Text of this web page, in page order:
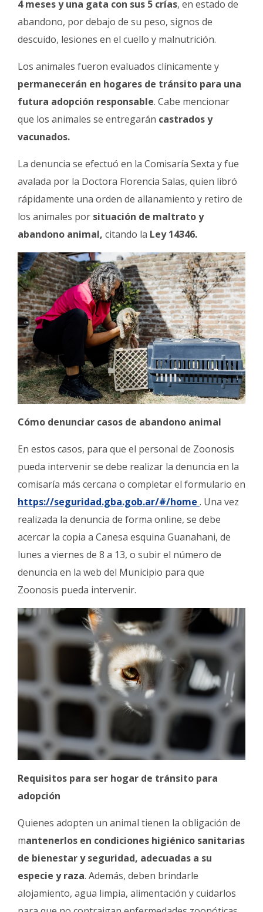
4 meses y una gata con sus 5 crías, en estado de
abandono, por debajo de su peso, signos de
descuido, lesiones en el cuello y malnutrición.
Los animales fueron evaluados clínicamente y
permanecerán en hogares de tránsito para una
futura adopción responsable. Cabe mencionar
que los animales se entregarán castrados y
vacunados.
La denuncia se efectuó en la Comisaría Sexta y fue
avalada por la Doctora Florencia Salas, quien libró
rápidamente una orden de allanamiento y retiro de
los animales por situación de maltrato y
abandono animal, citando la Ley 14346.
Cómo denunciar casos de abandono animal
En estos casos, para que el personal de Zoonosis
pueda intervenir se debe realizar la denuncia en la
comisaría más cercana o completar el formulario en
https://seguridad.gba.gob.ar/#/home . Una vez
realizada la denuncia de forma online, se debe
acercar la copia a Canesa esquina Guanahani, de
lunes a viernes de 8 a 13, o subir el número de
denuncia en la web del Municipio para que
Zoonosis pueda intervenir.
Requisitos para ser hogar de tránsito para
adopción
Quienes adopten un animal tienen la obligación de
mantenerlos en condiciones higiénico sanitarias
de bienestar y seguridad, adecuadas a su
especie y raza. Además, deben brindarle
alojamiento, agua limpia, alimentación y cuidarlos